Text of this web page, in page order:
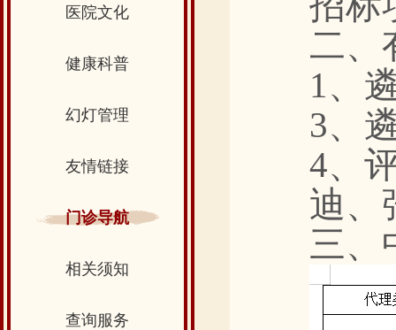
医院文化
健康科普
幻灯管理
友情链接
门诊导航
相关须知
查询服务
二、
1、
3、
4、
迪、
三、